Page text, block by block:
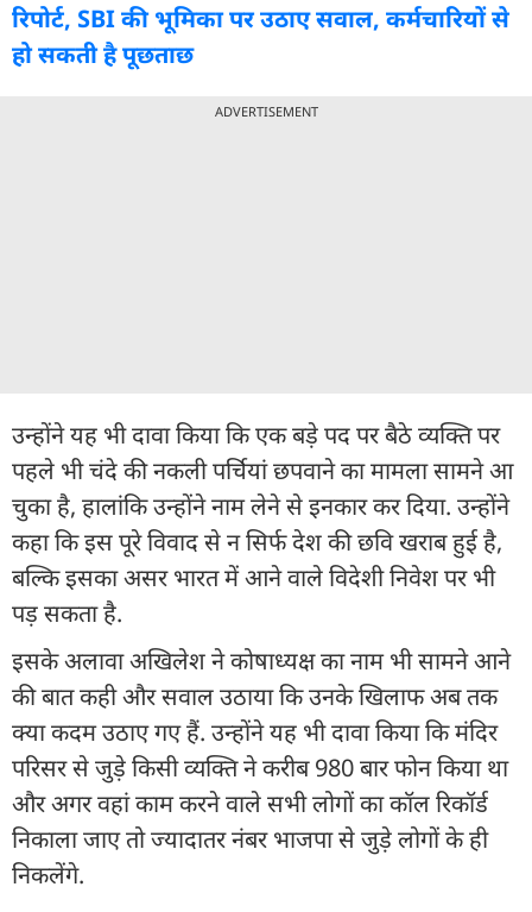
रिपोर्ट, SBI की भूमिका पर उठाए सवाल, कर्मचारियों से
हो सकती है पूछताछ
ADVERTISEMENT
उन्होंने यह भी दावा किया कि एक बड़े पद पर बैठे व्यक्ति पर
पहले भी चंदे की नकली पर्चियां छपवाने का मामला सामने आ
चुका है, हालांकि उन्होंने नाम लेने से इनकार कर दिया. उन्होंने
कहा कि इस पूरे विवाद से न सिर्फ देश की छवि खराब हुई है,
बल्कि इसका असर भारत में आने वाले विदेशी निवेश पर भी
पड़ सकता है.
इसके अलावा अखिलेश ने कोषाध्यक्ष का नाम भी सामने आने
की बात कही और सवाल उठाया कि उनके खिलाफ अब तक
क्या कदम उठाए गए हैं. उन्होंने यह भी दावा किया कि मंदिर
परिसर से जुड़े किसी व्यक्ति ने करीब 980 बार फोन किया था
और अगर वहां काम करने वाले सभी लोगों का कॉल रिकॉर्ड
निकाला जाए तो ज्यादातर नंबर भाजपा से जुड़े लोगों के ही
निकलेंगे.